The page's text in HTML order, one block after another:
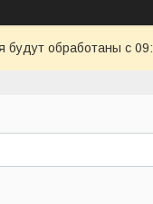
обработаны с